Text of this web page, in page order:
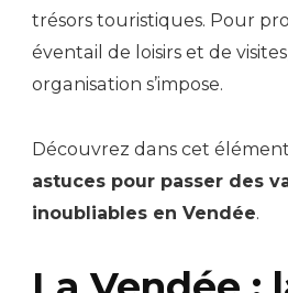
trésors touristiques. Pour
éventail de loisirs et de
organisation s’impose.
Découvrez dans cet élément
astuces pour passer des
inoubliables en Vendée.